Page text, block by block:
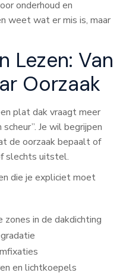
onderhoud en
weet wat er mis is, maar
Lezen: Van
Oorzaak
plat dak vraagt meer
Je wil begrijpen
de oorzaak bepaalt of
slechts uitstel.
die je expliciet moet
in de dakdichting
en lichtkoepels